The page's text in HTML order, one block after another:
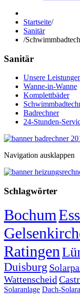
Startseite/
Sanitär
/
Sanitär
Unsere
Wanne-in-Wanne
Komplettbäder
Badrechner
24-Stunden-
Navigation ausklappen
Schlagwörter
Bochum
Ratingen
Duisburg
Wattenscheid
Solaranlage Dach-